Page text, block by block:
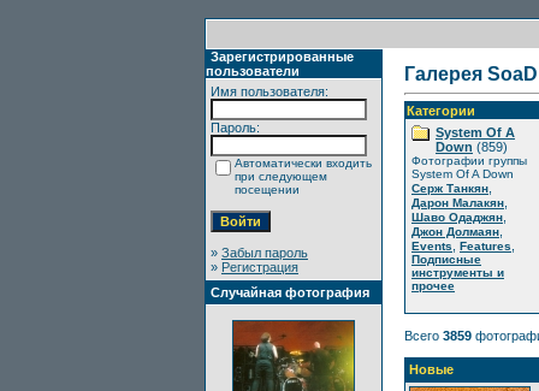
Зарегистрированные
пользователи
Имя пользователя:
Пароль:
Автоматически входить
при следующем
посещении
» Забыл пароль
» Регистрация
Случайная фотография
Галерея
Категории
System Of A
Down (859)
Фотографии группы
System Of A Down
Серж Танкян
Дарон Малакян
Шаво Одаджян
Джон Долмаян
Events Features
Подписные
инструменты и
прочее
Всего 3859
Новые